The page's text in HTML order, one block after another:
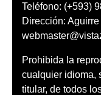
Teléfono: (+593)
Dirección:
Prohibida la
cualquier idioma,
titular, de todos